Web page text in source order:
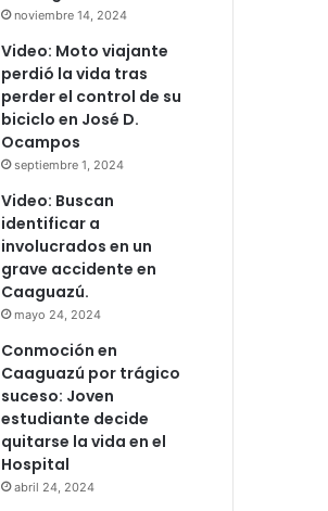
noviembre 14, 2024
Video: Moto viajante
perdió la vida tras
perder el control de su
biciclo en José D.
Ocampos
septiembre 1, 2024
Video: Buscan
identificar a
involucrados en un
grave accidente en
Caaguazú.
mayo 24, 2024
Conmoción en
Caaguazú por trágico
suceso: Joven
estudiante decide
quitarse la vida en el
Hospital
abril 24, 2024